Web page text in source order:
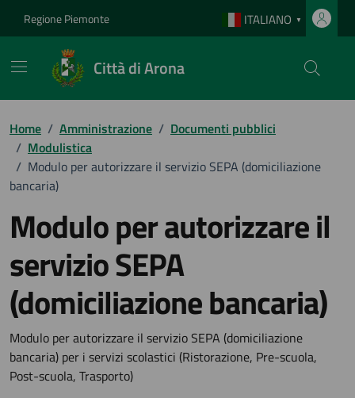
Regione Piemonte ITALIANO ▼
Città di Arona
Home / Amministrazione / Documenti pubblici
/ Modulistica
/ Modulo per autorizzare il servizio SEPA (domiciliazione
bancaria)
Modulo per autorizzare il
servizio SEPA
(domiciliazione bancaria)
Dettagli del documento
Modulo per autorizzare il servizio SEPA (domiciliazione
bancaria) per i servizi scolastici (Ristorazione, Pre-scuola,
Post-scuola, Trasporto)